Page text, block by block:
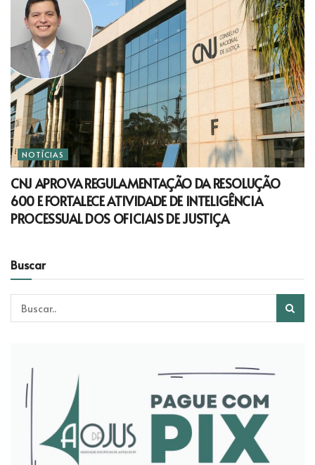
NOTÍCIAS
CNJ APROVA REGULAMENTAÇÃO DA RESOLUÇÃO
600 E FORTALECE ATIVIDADE DE INTELIGÊNCIA
PROCESSUAL DOS OFICIAIS DE JUSTIÇA
Buscar